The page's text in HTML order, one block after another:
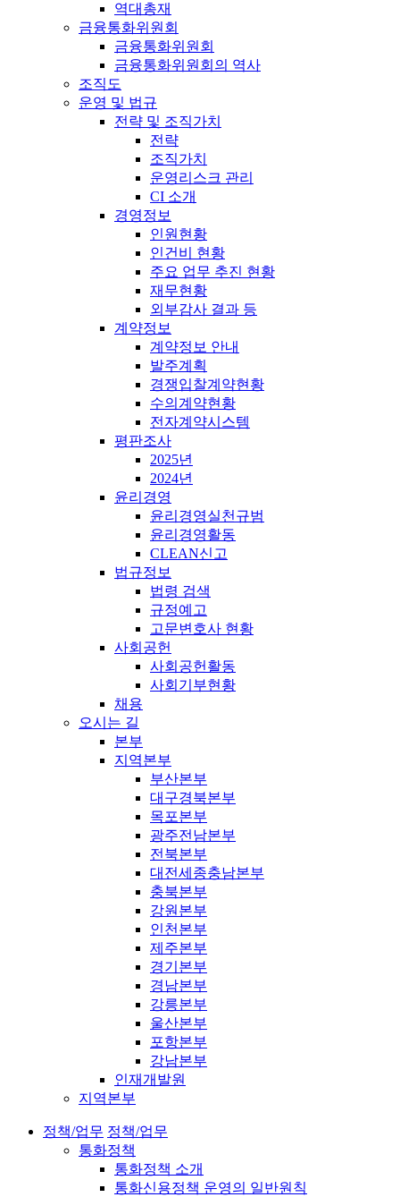
역대총재
금융통화위원회
금융통화위원회
금융통화위원회의 역사
조직도
운영 및 법규
전략 및 조직가치
전략
조직가치
운영리스크 관리
CI 소개
경영정보
인원현황
인건비 현황
주요 업무 추진 현황
재무현황
외부감사 결과 등
계약정보
계약정보 안내
발주계획
경쟁입찰계약현황
수의계약현황
전자계약시스템
평판조사
2025년
2024년
윤리경영
윤리경영실천규범
윤리경영활동
CLEAN신고
법규정보
법령 검색
규정예고
고문변호사 현황
사회공헌
사회공헌활동
사회기부현황
채용
오시는 길
본부
지역본부
부산본부
대구경북본부
목포본부
광주전남본부
전북본부
대전세종충남본부
충북본부
강원본부
인천본부
제주본부
경기본부
경남본부
강릉본부
울산본부
포항본부
강남본부
인재개발원
지역본부
정책/업무 정책/업무
통화정책
통화정책 소개
통화신용정책 운영의 일반원칙